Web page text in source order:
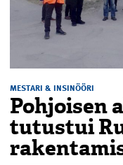
MESTARI & INSINÖÖRI
Pohjoisen
tutustui